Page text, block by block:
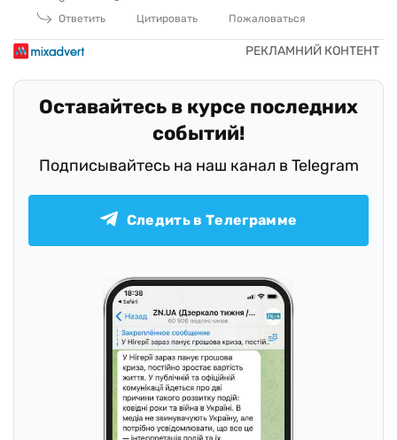
Ответить
Цитировать Пожаловаться
Оставайтесь в курсе последних
событий!
Подписывайтесь на наш канал в Telegram
Следить в Телеграмме